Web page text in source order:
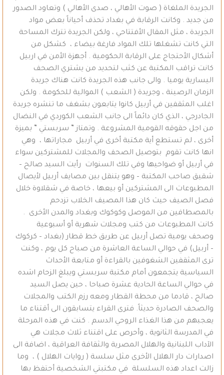
الجريدة الملغاة ( صوت الأهالي ، صدى الأهالي ) وتعاود الصدور
من جديد . وكانت الرقابة في بغداد تحذف أحياناً بعض مواد
الجريدة ، مثل المقال الأفتتاحي ، ولكن الجريدة تترك المساحة
التي كانت تشغلها تلك المواد فارغة بيضاء ، كشكل من
أشكال الأحتجاج على الرقابة الحكومية . أجهزة الأمن في اربيل
كانت تراقب المكتبة عن كثب لتحديد من يشتري الصحف
اليسارية يوميا . والى جانب هذه الجريدة كانت هناك جريدة
الزمان الرصينة ، وجريدة ( الشعب ) الموالية للحكومة . ولكن
اغلب المثقفين في أربيل كانوا يتابعون بشغف ما تنشره جريدة
الجادرجي ، الذي كان دائماً الى جانب الشعب الكوردي في النضال
من اجل حقوقه القومية المشروعة . وتمتاز ” سربستي ” بميزة
أخرى ، لم تستطع أية مكتبة أخرى في أربيل مجاراتها ، وهي
انها كانت تقوم بتوصيل الصحف والمجلات للمشتركين سواء
في أربيل أو ضواحيها وفي تلك السنوات رأيت السيد صالح –
شقيق صاحب المكتبة – وهو يتنقل بين مصايف أربيل لأيصال
المطبوعات الى المشتركين أو بيعها ، خاصة في شقلاوة خلال
فصل الصيف حيث كان هذا المصيف الخلاب تزدحم
بالمصطافين من الموصل وكوكوك وبغداد والمدن الأخرى .
كانت المطبوعات من كتب ومجلات شهرية أو أسبوعية
وصحف يومية تصل أربيل عن طريق خط قطار (بغداد – كركوك
– أربيل) في حوالي الساعة العاشرة من صباح كل يوم ، وكنت
ترى المثقفين الشغوفين بالقراءة أو متابعة الأحداث
السياسية يتجمعون أمام مكتبة سربستي ويبلغ الزحام اشده
في حوالي الساعة الحادية عشرة صباحا ، حين يصل السيد
صالح ، قادما من محطة القطار ومعه رزم الكتب والمجلات
والصحف الصادرة حديثاً. فترى القراء يتسابقون الى أقتناء ما
يعجبهم من هذا الغذاء الروحي الدسم . كنت في هذه المرحلة
في المدرسة الثانوية ، وأحرص على اقتناء ثلاث مجلات هي
الآداب اللبنانية والهلال المصرية والثقافة العراقية ، اضافة الى
اصدارات دار الهلال الأخرى مثل سلسة ( روايات الهلال ) ، وما
زالت اعداد هذه السلسلة في مكتبتي الشخصية أحتفظ بها